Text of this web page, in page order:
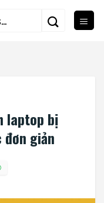
laptop bị
giản